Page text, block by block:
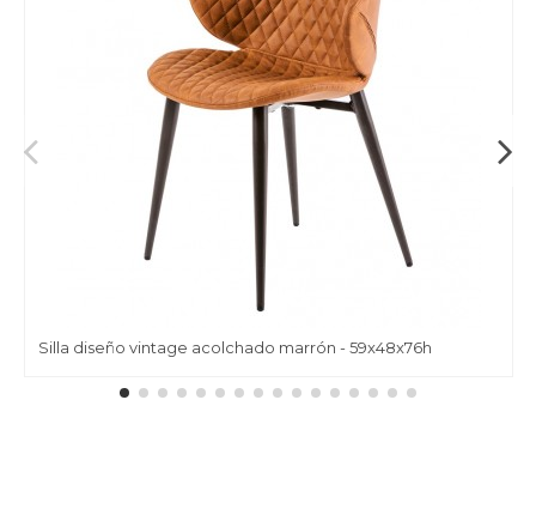
Silla diseño vintage acolchado marrón - 59x48x76h